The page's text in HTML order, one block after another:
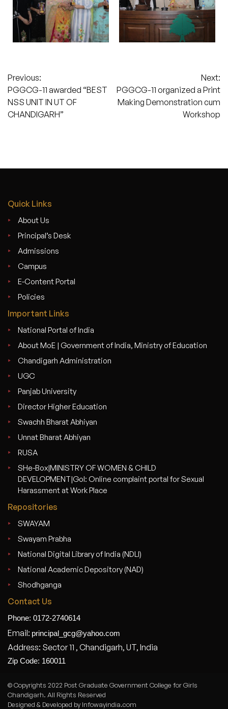
Post
navigation
Previous:
PGGCG-11 awarded “BEST
NSS UNIT IN UT OF
CHANDIGARH”
Next:
PGGCG-11 organized a Print
Making Demonstration cum
Workshop
Quick Links
About Us
Principal’s Desk
Admissions
Campus
E-Content Portal
Policies
Important Links
National Portal of India
About MoE | Government of India, Ministry of Education
Chandigarh Administration
UGC
Panjab University
Director Higher Education
Swachh Bharat Abhiyan
Unnat Bharat Abhiyan
RUSA
SHe-Box|MINISTRY OF WOMEN & CHILD
DEVELOPMENT|GoI: Online complaint portal for Sexual
Harassment at Work Place
Repositories
SWAYAM
Swayam Prabha
National Digital Library of India (NDLI)
National Academic Depository (NAD)
Shodhganga
Contact Us
Phone: 0172-2740614
Email: principal_gcg@yahoo.com
Address: Sector 11 , Chandigarh, UT, India
Zip Code: 160011
© Copyrights 2022 Post Graduate Government College for Girls
Chandigarh. All Rights Reserved
Designed & Developed by Infowayindia.com